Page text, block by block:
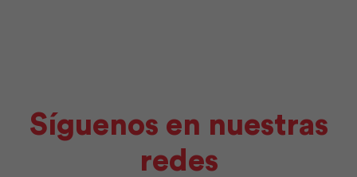
Síguenos en nuestras
redes